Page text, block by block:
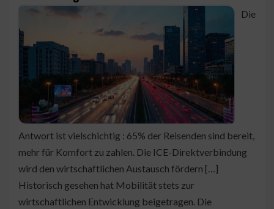
Die
Antwort ist vielschichtig : 65% der Reisenden sind bereit,
mehr für Komfort zu zahlen. Die ICE-Direktverbindung
wird den wirtschaftlichen Austausch fördern […]
Historisch gesehen hat Mobilität stets zur
wirtschaftlichen Entwicklung beigetragen. Die